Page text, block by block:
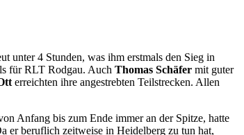
unter 4 Stunden, was ihm erstmals den Sieg in
für RLT Rodgau. Auch Thomas Schäfer mit guter
erreichten ihre angestrebten Teilstrecken. Allen
Anfang bis zum Ende immer an der Spitze, hatte
er beruflich zeitweise in Heidelberg zu tun hat,